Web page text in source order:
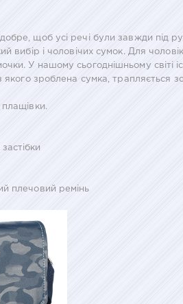
щоб усі речі були завжди під
вибір і чоловічих сумок. Для
У нашому сьогоднішньому світі
якого зроблена сумка, трапляється
плащівки.
плечовий ремінь